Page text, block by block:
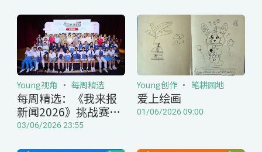
每周精选：《我来报
新闻2026》挑战赛成
绩出炉！
Young视角 每周精选
03/06/2026 23:55
爱上绘画
Young创作 笔耕园地
01/06/2026 09:00